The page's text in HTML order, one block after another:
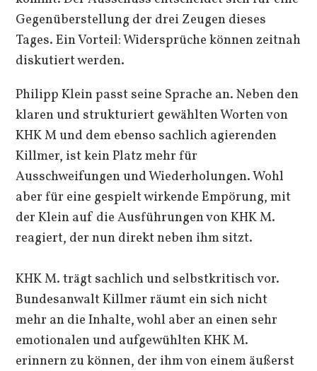
Gegenüberstellung der drei Zeugen dieses
Tages. Ein Vorteil: Widersprüche können zeitnah
diskutiert werden.
Philipp Klein passt seine Sprache an. Neben den
klaren und strukturiert gewählten Worten von
KHK M und dem ebenso sachlich agierenden
Killmer, ist kein Platz mehr für
Ausschweifungen und Wiederholungen. Wohl
aber für eine gespielt wirkende Empörung, mit
der Klein auf die Ausführungen von KHK M.
reagiert, der nun direkt neben ihm sitzt.
KHK M. trägt sachlich und selbstkritisch vor.
Bundesanwalt Killmer räumt ein sich nicht
mehr an die Inhalte, wohl aber an einen sehr
emotionalen und aufgewühlten KHK M.
erinnern zu können, der ihm von einem äußerst